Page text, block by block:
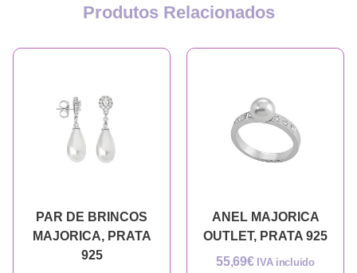
Produtos Relacionados
PAR DE BRINCOS
MAJORICA, PRATA
925
ANEL MAJORICA
OUTLET, PRATA 925
55,69€ IVA incluido